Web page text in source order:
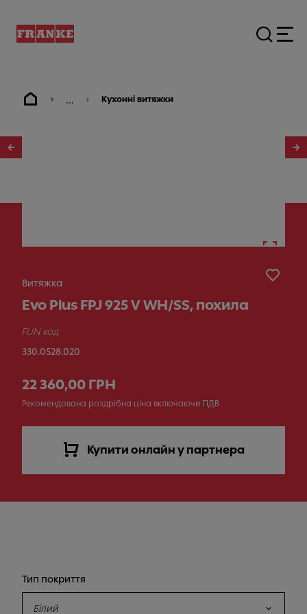
... Кухонні витяжки
Витяжка
Evo Plus FPJ 925 V WH/SS, похила
FUN код
330.0528.020
22 360,00 ГРН
Рекомендована роздрібна ціна включаючи ПДВ
Купити онлайн у партнера
Тип покриття
Білий